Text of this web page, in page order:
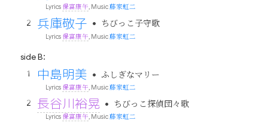
Lyrics 保富康午, Music藤家虹二
兵庫敬子 • ちびっこ子守歌
Lyrics 保富康午, Music藤家虹二
side B：
中島明美 • ふしぎなマリー
Lyrics 保富康午, Music藤家虹二
長谷川裕晃 • ちびっこ探偵団々歌
Lyrics 保富康午, Music藤家虹二